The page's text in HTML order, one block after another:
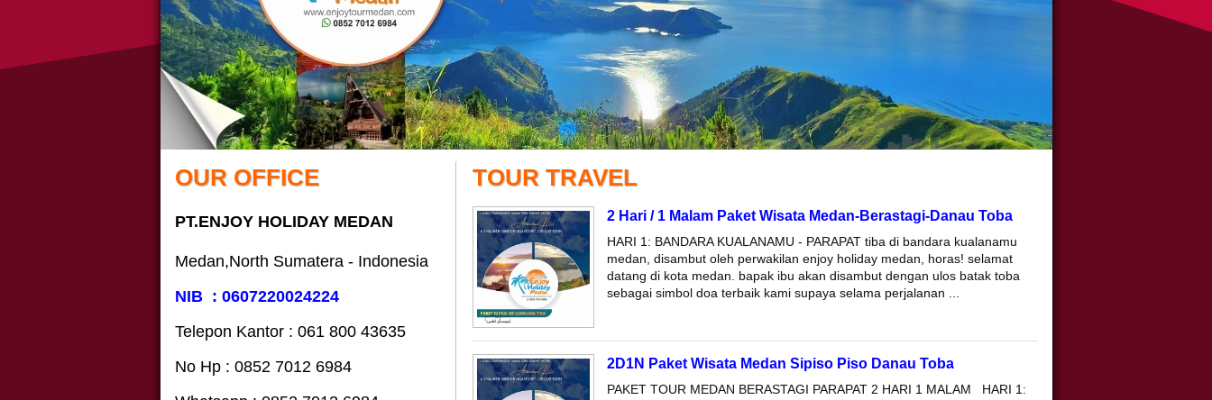
OUR OFFICE
PT.ENJOY HOLIDAY MEDAN
Medan,North Sumatera - Indonesia
NIB : 0607220024224
Telepon Kantor : 061‎ 800 43635
No Hp : 0852 7012 6984
TOUR TRAVEL
2 Hari / 1 Malam Paket Wisata Medan-Berastagi-Danau Toba
HARI 1: BANDARA KUALANAMU - PARAPAT tiba di bandara kualanamu
medan, disambut oleh perwakilan enjoy holiday medan, horas! selamat
datang di kota medan. bapak ibu akan disambut dengan ulos batak toba
sebagai simbol doa terbaik kami supaya selama perjalanan ...
2D1N Paket Wisata Medan Sipiso Piso Danau Toba
PAKET TOUR MEDAN BERASTAGI PARAPAT 2 HARI 1 MALAM HARI 1: